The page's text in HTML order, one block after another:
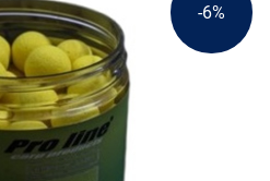
-6%